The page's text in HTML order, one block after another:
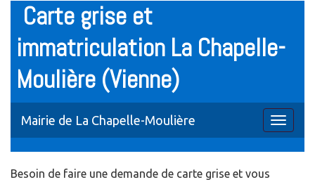
Carte grise et
immatriculation La Chapelle-
Moulière (Vienne)
Toggle
Mairie de La Chapelle-Moulière
Besoin de faire une demande de carte grise et vous